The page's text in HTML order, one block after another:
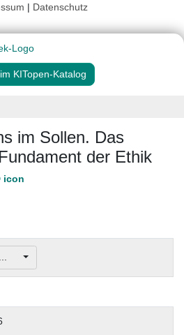
| Datenschutz
KITopen-Katalog
im Sollen. Das
der Ethik
...